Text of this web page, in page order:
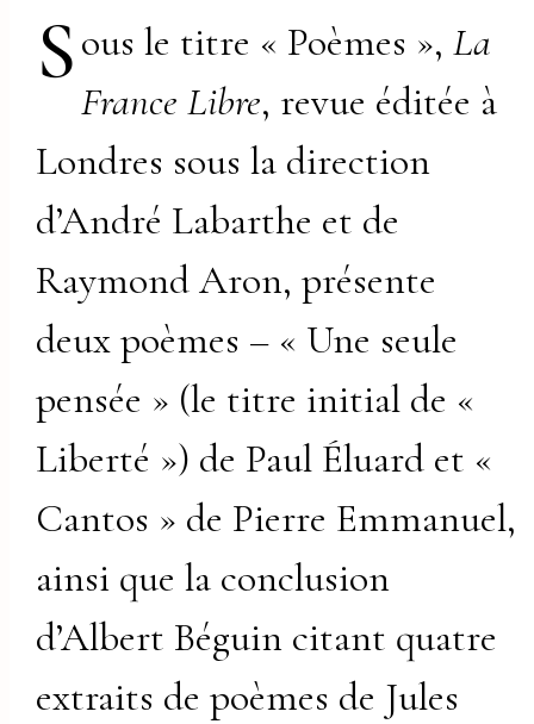
Sous le titre « Poèmes », La
France Libre, revue éditée à
Londres sous la direction
d’André Labarthe et de
Raymond Aron, présente
deux poèmes – « Une seule
pensée » (le titre initial de «
Liberté ») de Paul Éluard et «
Cantos » de Pierre Emmanuel,
ainsi que la conclusion
d’Albert Béguin citant quatre
extraits de poèmes de Jules